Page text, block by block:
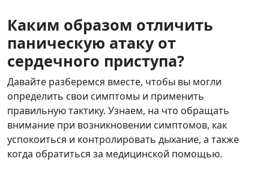
Каким образом отличить
паническую атаку от
сердечного приступа?
Давайте разберемся вместе, чтобы вы могли
определить свои симптомы и применить
правильную тактику. Узнаем, на что обращать
внимание при возникновении симптомов, как
успокоиться и контролировать дыхание, а также
когда обратиться за медицинской помощью.